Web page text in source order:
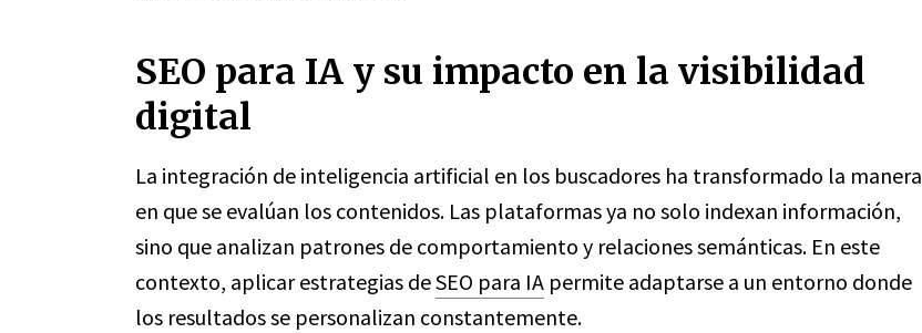
SEO para IA y su impacto en la visibilidad
digital
La integración de inteligencia artificial en los buscadores ha transformado la manera
en que se evalúan los contenidos. Las plataformas ya no solo indexan información,
sino que analizan patrones de comportamiento y relaciones semánticas. En este
contexto, aplicar estrategias deSEO para IA permite adaptarse a un entorno donde
los resultados se personalizan constantemente.